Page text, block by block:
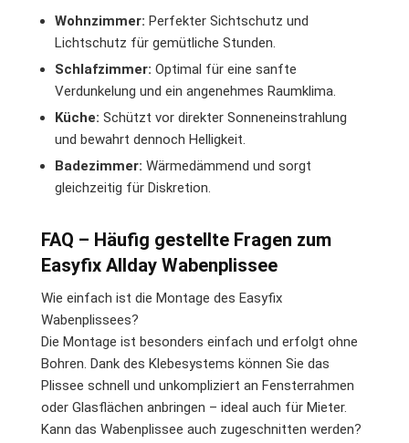
Wohnzimmer: Perfekter Sichtschutz und
Lichtschutz für gemütliche Stunden.
Schlafzimmer: Optimal für eine sanfte
Verdunkelung und ein angenehmes Raumklima.
Küche: Schützt vor direkter Sonneneinstrahlung
und bewahrt dennoch Helligkeit.
Badezimmer: Wärmedämmend und sorgt
gleichzeitig für Diskretion.
FAQ – Häufig gestellte Fragen zum
Easyfix Allday Wabenplissee
Wie einfach ist die Montage des Easyfix
Wabenplissees?
Die Montage ist besonders einfach und erfolgt ohne
Bohren. Dank des Klebesystems können Sie das
Plissee schnell und unkompliziert an Fensterrahmen
oder Glasflächen anbringen – ideal auch für Mieter.
Kann das Wabenplissee auch zugeschnitten werden?